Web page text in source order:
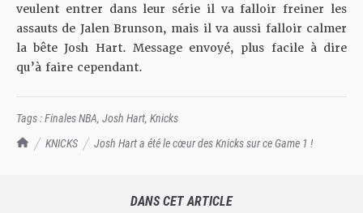
TrashTalk Actu NBA
KNICKS Josh Hart a été le cœur des Knicks sur ce Game 1 !
veulent entrer dans leur série il va falloir freiner les
assauts de Jalen Brunson, mais il va aussi falloir calmer
la bête Josh Hart. Message envoyé, plus facile à dire
qu’à faire cependant.
Tags :Finales NBA, Josh Hart, Knicks
DANS CET ARTICLE